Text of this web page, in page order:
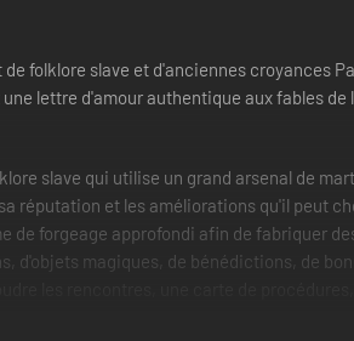
folklore slave et d'anciennes croyances
lettre d'amour authentique aux fables
slave qui utilise un grand arsenal de
réputation et les améliorations qu'il peut
de forgeage approfondi afin de fabriquer
d'objets magiques, de bénédictions, de